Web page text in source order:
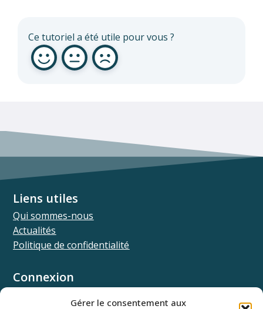
Gérer le consentement aux
Ce tutoriel a été utile pour vous ?
Connexion
Univ.theia
Liens utiles
Qui sommes-nous
Actualités
Politique de confidentialité